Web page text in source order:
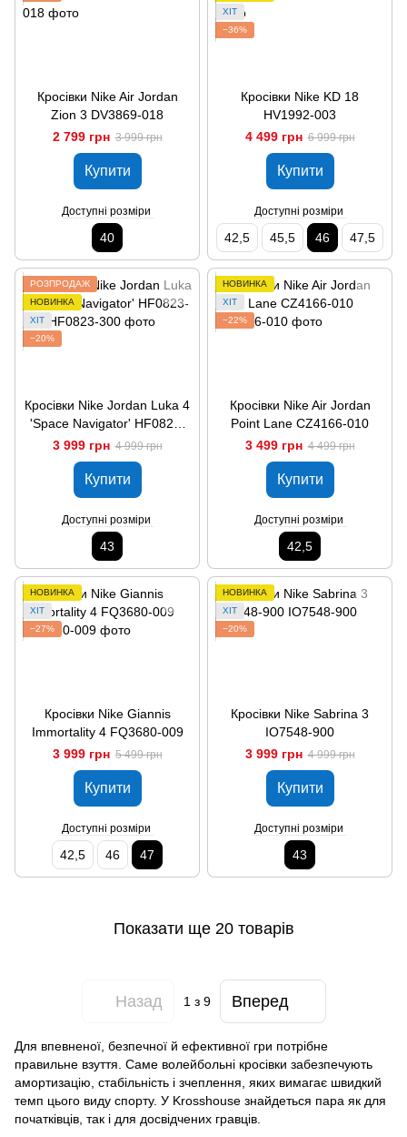
Кросівки Nike Air Jordan
Zion 3 DV3869-018
2 799 грн 3 999 грн
Купити
Доступні розміри
40
ХІТ
−36%
Кросівки Nike KD 18
HV1992-003
4 499 грн 6 999 грн
Купити
Доступні розміри
42,5 45,5 46 47,5
РОЗПРОДАЖ
НОВИНКА
ХІТ
−20%
Кросівки Nike Jordan Luka 4
'Space Navigator' HF0823-
300
3 999 грн 4 999 грн
Купити
Доступні розміри
43
НОВИНКА
ХІТ
−22%
Кросівки Nike Air Jordan
Point Lane CZ4166-010
3 499 грн 4 499 грн
Купити
Доступні розміри
42,5
НОВИНКА
ХІТ
−27%
Кросівки Nike Giannis
Immortality 4 FQ3680-009
3 999 грн 5 499 грн
Купити
Доступні розміри
42,5 46 47
НОВИНКА
ХІТ
−20%
Кросівки Nike Sabrina 3
IO7548-900
3 999 грн 4 999 грн
Купити
Доступні розміри
43
Показати ще 20 товарів
Назад 1 з 9 Вперед
Для впевненої, безпечної й ефективної гри потрібне
правильне взуття. Саме волейбольні кросівки забезпечують
амортизацію, стабільність і зчеплення, яких вимагає швидкий
темп цього виду спорту. У Krosshouse знайдеться пара як для
початківців, так і для досвідчених гравців.